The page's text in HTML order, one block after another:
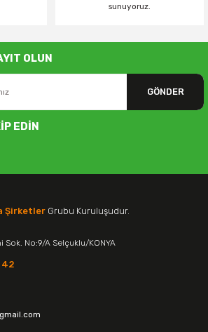
sunuyoruz.
OLUN
GÖNDER
EDİN
Şirketler Grubu Kuruluşudur.
Sok. No:9/A Selçuklu/KONYA
42